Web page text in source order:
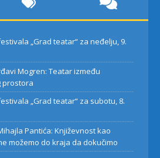
„Grad teatar“ za neđelju, 9.
Mogren: Teatar između
prostora
„Grad teatar“ za subotu, 8.
Pantića: Književnost kao
možemo do kraja da dokučimo